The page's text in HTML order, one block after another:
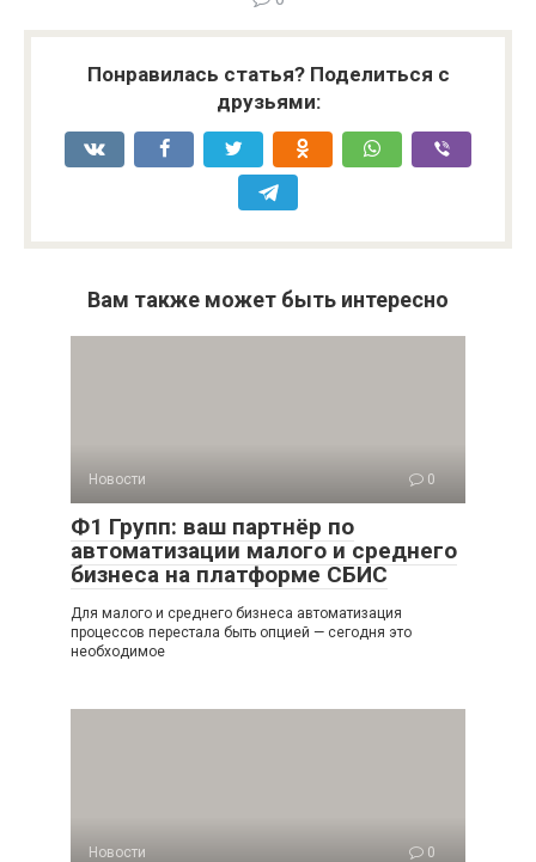
Понравилась статья? Поделиться с
друзьями:
Вам также может быть интересно
Новости 0
Ф1 Групп: ваш партнёр по
автоматизации малого и среднего
бизнеса на платформе СБИС
Для малого и среднего бизнеса автоматизация
процессов перестала быть опцией — сегодня это
необходимое
Новости 0